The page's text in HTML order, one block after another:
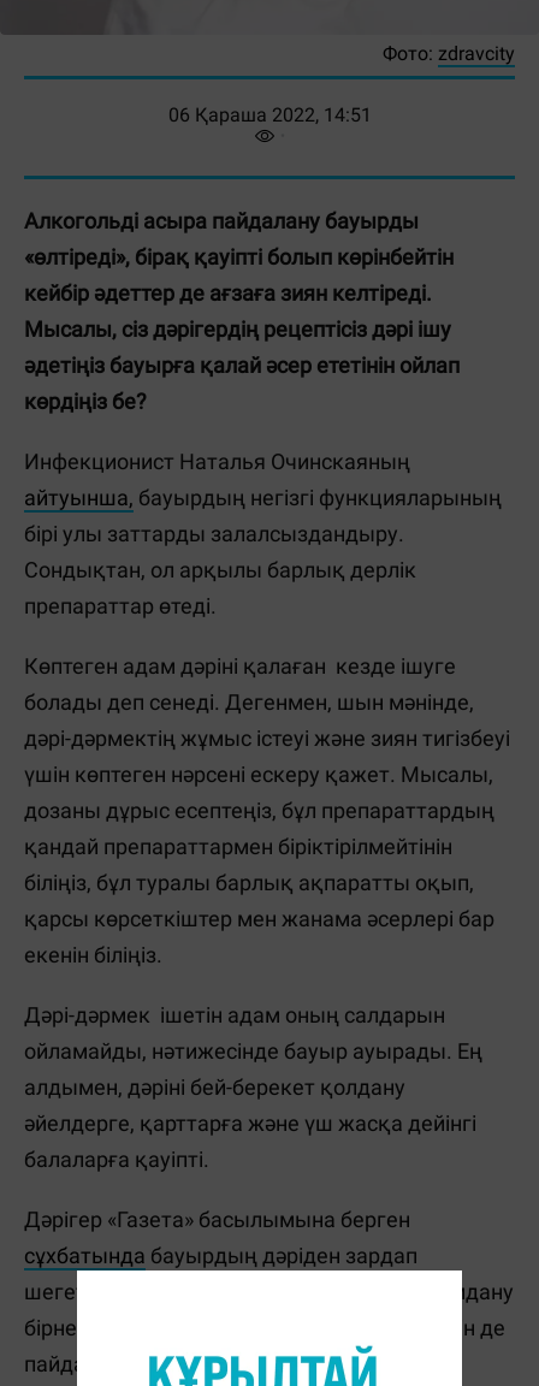
Фото: zdravcity
06 Қараша 2022, 14:51
Алкогольді асыра пайдалану бауырды
«өлтіреді», бірақ қауіпті болып көрінбейтін
кейбір әдеттер де ағзаға зиян келтіреді.
Мысалы, сіз дәрігердің рецептісіз дәрі ішу
әдетіңіз бауырға қалай әсер ететінін ойлап
көрдіңіз бе?
Инфекционист Наталья Очинскаяның
айтуынша, бауырдың негізгі функцияларының
бірі улы заттарды залалсыздандыру.
Сондықтан, ол арқылы барлық дерлік
препараттар өтеді.
Көптеген адам дәріні қалаған кезде ішуге
болады деп сенеді. Дегенмен, шын мәнінде,
дәрі-дәрмектің жұмыс істеуі және зиян тигізбеуі
үшін көптеген нәрсені ескеру қажет. Мысалы,
дозаны дұрыс есептеңіз, бұл препараттардың
қандай препараттармен біріктірілмейтінін
біліңіз, бұл туралы барлық ақпаратты оқып,
қарсы көрсеткіштер мен жанама әсерлері бар
екенін біліңіз.
Дәрі-дәрмек ішетін адам оның салдарын
ойламайды, нәтижесінде бауыр ауырады. Ең
алдымен, дәріні бей-берекет қолдану
әйелдерге, қарттарға және үш жасқа дейінгі
балаларға қауіпті.
Дәрігер «Газета» басылымына берген
сұхбатында бауырдың дәріден зардап
шегетінін бірден түсіну мүмкін емес, зақымдану
бірнеше аптада немесе бірнеше айдан кейін де
пайда болуы мүмкін екенін, бұл бауыр